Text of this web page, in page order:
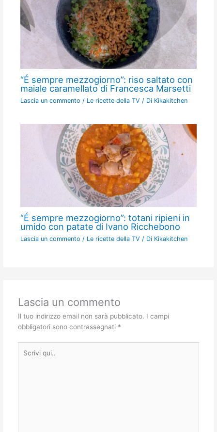
“É sempre mezzogiorno”: riso saltato con
maiale caramellato di Francesca Marsetti
Lascia un commento / Le ricette della TV / Di Kikakitchen
“É sempre mezzogiorno”: totani ripieni in
umido con patate di Ivano Ricchebono
Lascia un commento / Le ricette della TV / Di Kikakitchen
Lascia un commento
Il tuo indirizzo email non sarà pubblicato. I campi
obbligatori sono contrassegnati *
qui..